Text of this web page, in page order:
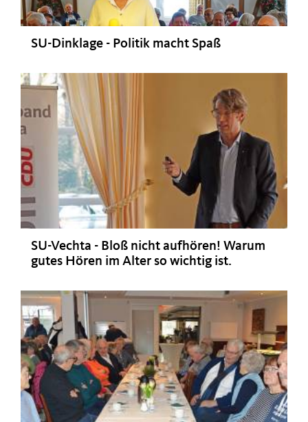
SU-Dinklage - Politik macht Spaß
SU-Vechta - Bloß nicht aufhören! Warum
gutes Hören im Alter so wichtig ist.